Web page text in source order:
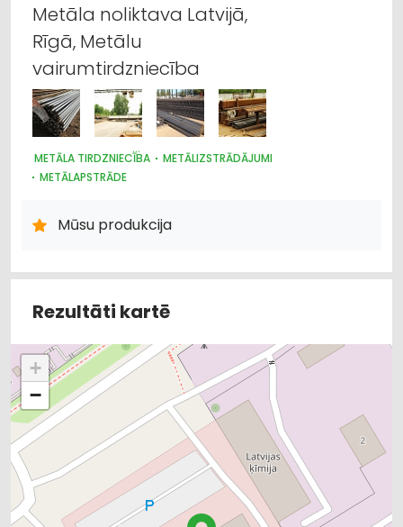
Pasažieru pārvadājumi
Tūrisms un ceļojumi
Metāla noliktava Latvijā,
Rīgā, Metālu
vairumtirdzniecība
METĀLA TIRDZNIECĪBA
METĀLIZSTRĀDĀJUMI
METĀLAPSTRĀDE
AUTOBUSU, MIKROAUTOBUSU NOMA
PASAŽIERU PĀRVADĀJUMI
Mūsu produkcija
Rezultāti kartē
+
−